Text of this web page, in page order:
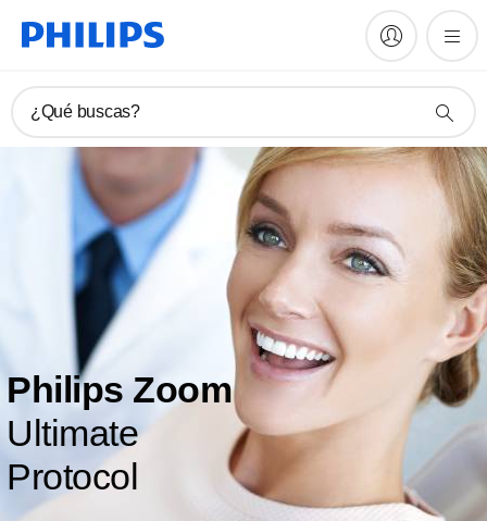
¿Qué buscas?
Philips Zoom
Ultimate
Protocol